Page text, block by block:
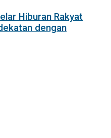
Hiburan Rakyat
dengan